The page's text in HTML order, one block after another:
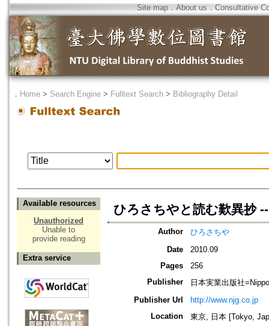
Site map．About us ． Consultative
． Home > Search Engine > Fulltext Search > Bibliography Detail
Available resources
Unauthorized
Unable to
provide reading
Extra service
ひろさちやと読む歎異抄
Author
ひろさちや
Date
2010.09
Pages
256
Publisher
日本実業出版社
Publisher Url
http://www.njg.co.jp
Location
東京, 日本 [Tokyo,